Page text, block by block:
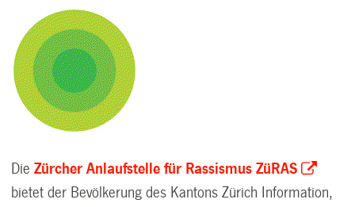
DieZürcher Anlaufstelle für Rassismus ZüRAS
bietet der Bevölkerung des Kantons Zürich Information,